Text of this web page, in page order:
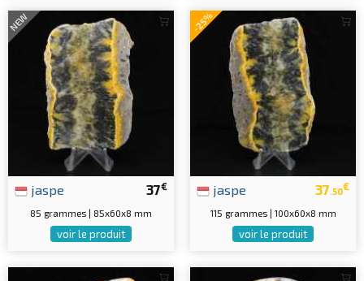
NEW
37€
jaspe
85 grammes | 85x60x8 mm
voir le produit
-25%
37.50€
jaspe
115 grammes | 100x60x8 mm
voir le produit